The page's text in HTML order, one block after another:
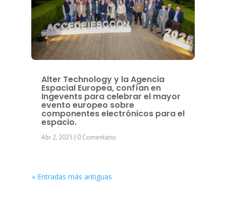
Alter Technology y la Agencia
Espacial Europea, confían en
Ingevents para celebrar el mayor
evento europeo sobre
componentes electrónicos para el
espacio.
Abr 2, 2025 | 0 Comentario
« Entradas más antiguas